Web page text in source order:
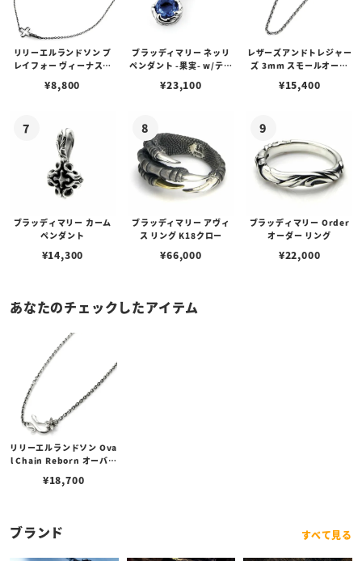
リリーエルランドソン プ
レイフォー ヴィーナスチ
¥8,800
ブラッディマリー ネッリ
ペンダント -果実- w/ティ
¥23,100
レザーズアンドトレジャー
ズ 3mm スモールオーバ
ブスタークラスプ＆LTロ
¥15,400
ブラッディマリー カーム
ペンダント
¥14,300
ブラッディマリー アヴィ
ス リング K18クロー
¥66,000
ブラッディマリー Order
オーダー リング
¥22,000
あなたのチェックしたアイテム
リリーエルランドソン Ova
l Chain Reborn オーバル
¥18,700
ブランド すべて見る